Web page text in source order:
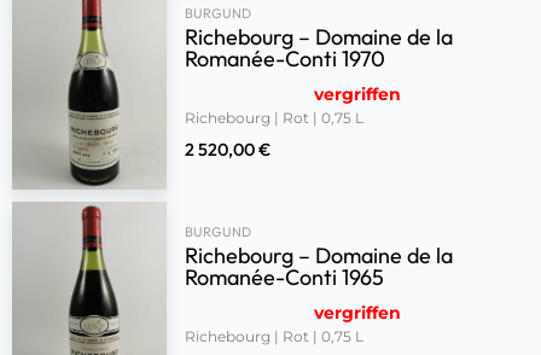
BURGUND
Richebourg – Domaine de la
Romanée-Conti 1970
vergriffen
Richebourg | Rot | 0,75 L
2 520,00€
BURGUND
Richebourg – Domaine de la
Romanée-Conti 1965
vergriffen
Richebourg | Rot | 0,75 L